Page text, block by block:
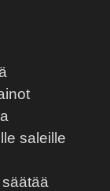
saleille